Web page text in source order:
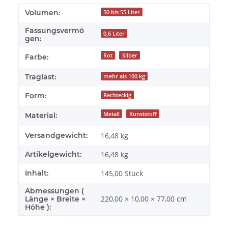
Volumen: 50 bis 55 Liter
Fassungsvermö
gen:
0,6 Liter
Farbe: Rot Silber
Traglast: mehr als 100 kg
Form: Rechteckig
Material: Metall Kunststoff
Versandgewicht: 16,48 kg
Artikelgewicht: 16,48 kg
Inhalt: 145,00 Stück
Abmessungen (
Länge × Breite ×
Höhe ):
220,00 × 10,00 × 77,00 cm